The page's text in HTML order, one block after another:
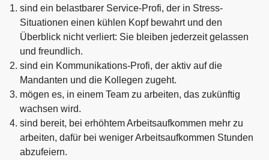
sind ein belastbarer Service-Profi, der in Stress-
Situationen einen kühlen Kopf bewahrt und den
Überblick nicht verliert: Sie bleiben jederzeit gelassen
und freundlich.
sind ein Kommunikations-Profi, der aktiv auf die
Mandanten und die Kollegen zugeht.
mögen es, in einem Team zu arbeiten, das zukünftig
wachsen wird.
sind bereit, bei erhöhtem Arbeitsaufkommen mehr zu
arbeiten, dafür bei weniger Arbeitsaufkommen Stunden
abzufeiern.